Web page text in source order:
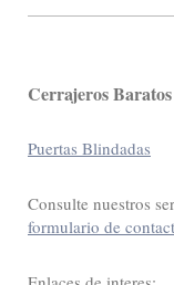
Cerrajeros Baratos
Puertas Blindadas
Consulte nuestros
formulario de